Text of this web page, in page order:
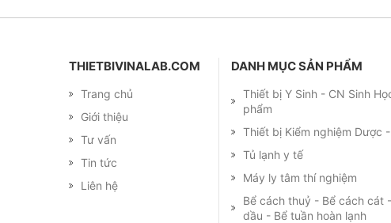
THIETBIVINALAB.COM
Trang chủ
Giới thiệu
Tư vấn
Tin tức
Liên hệ
DANH MỤC SẢN PHẨM
Thiết bị Y Sinh - CN Sinh
phẩm
Thiết bị Kiểm nghiệm Dược
Tủ lạnh y tế
Máy ly tâm thí nghiệm
Bể cách thuỷ - Bể cách cát
dầu - Bể tuần hoàn lạnh